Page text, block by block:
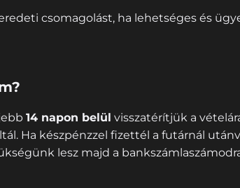
csomagolást, ha lehetséges és
14 napon belül visszatérítjük a
Ha készpénzzel fizettél a futárnál
lesz majd a